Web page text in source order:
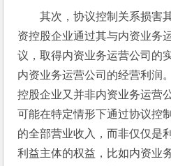
其次，协议控制关系损害
资控股企业通过其与内资业务
议，取得内资业务运营公司的
内资业务运营公司的经营利润
控股企业又并非内资业务运营
可能在特定情形下通过协议控
的全部营业收入，而非仅仅是
利益主体的权益，比如内资业